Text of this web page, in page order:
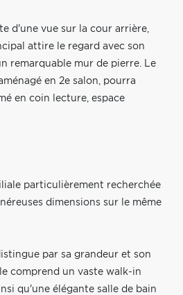
d'une vue sur la cour arrière,
attire le regard avec son
remarquable mur de pierre. Le
en 2e salon, pourra
en coin lecture, espace
particulièrement recherchée
dimensions sur le même
par sa grandeur et son
comprend un vaste walk-in
qu'une élégante salle de bain